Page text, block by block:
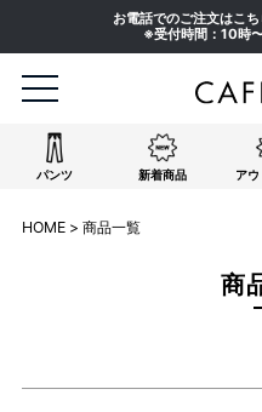
お電話でのご注文はこ
※受付時間：10時
パンツ 新着商品 アウ
HOME 商品一覧
商
イエロー系
パープル系
その他（柄）
在庫なし商品